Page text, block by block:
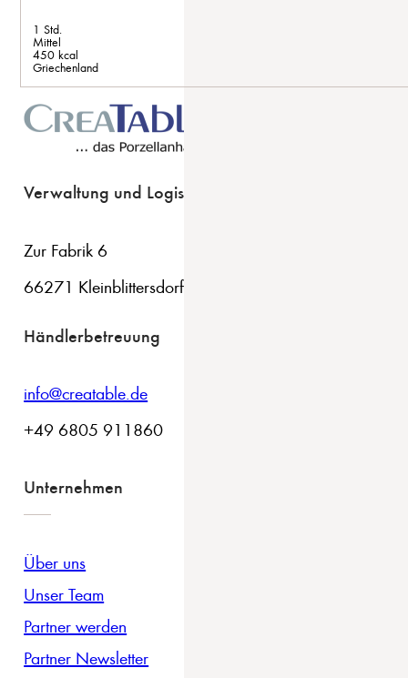
1 Std.
Mittel
450 kcal
Griechenland
Verwaltung und Logistik
Zur Fabrik 6
66271 Kleinblittersdorf
Händlerbetreuung
info@creatable.de
+49 6805 911860
Unternehmen
Über uns
Unser Team
Partner werden
Partner Newsletter